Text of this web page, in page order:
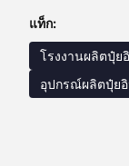
แท็ก:
โรงงานผลิตปุ๋ย
อุปกรณ์ผลิตปุ๋ย